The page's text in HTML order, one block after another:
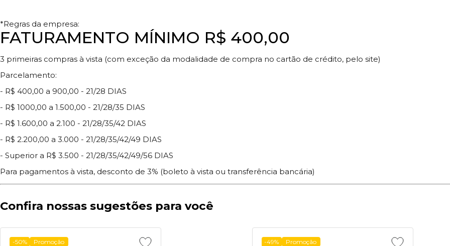
*Regras da empresa:
FATURAMENTO MÍNIMO R$ 400,00
3 primeiras compras à vista (com exceção da modalidade de compra no cartão de crédito, pelo site)
Parcelamento:
- R$ 400,00 a 900,00 - 21/28 DIAS
- R$ 1000,00 a 1.500,00 - 21/28/35 DIAS
- R$ 1.600,00 a 2.100 - 21/28/35/42 DIAS
- R$ 2.200,00 a 3.000 - 21/28/35/42/49 DIAS
- Superior a R$ 3.500 - 21/28/35/42/49/56 DIAS
Para pagamentos à vista, desconto de 3% (boleto à vista ou transferência bancária)
Confira nossas sugestões para você
-50% Promoção -49% Promoção